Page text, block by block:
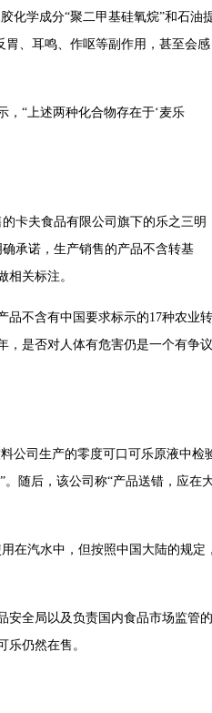
化学成分“聚二甲基硅氧烷”和石油
胃、耳鸣、作呕等副作用，甚至会感
，“上述两种化合物存在于‘麦乐
卡夫食品有限公司旗下的乐之三明
承诺，生产销售的产品不含转基
相关标注。
品不含有中国要求标示的17种农业转
，是否对人体有危害仍是一个有争议
公司生产的零度可口可乐原液中检
随后，该公司称“产品送错，应在
在汽水中，但按照中国大陆的规定，
安全局以及负责国内食品市场监管的
仍然在售。